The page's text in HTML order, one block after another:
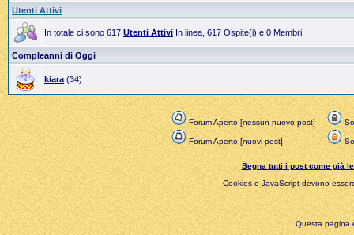
Utenti Attivi
In totale ci sono 617 Utenti Attivi In linea, 617 Ospite(i) e 0 Membri
Compleanni di Oggi
kiara (34)
Forum Aperto [nessun nuovo post]
Forum Aperto [nuovi post]
Segna tutti i post come già
Cookies e JavaScript devono
Questa pagina